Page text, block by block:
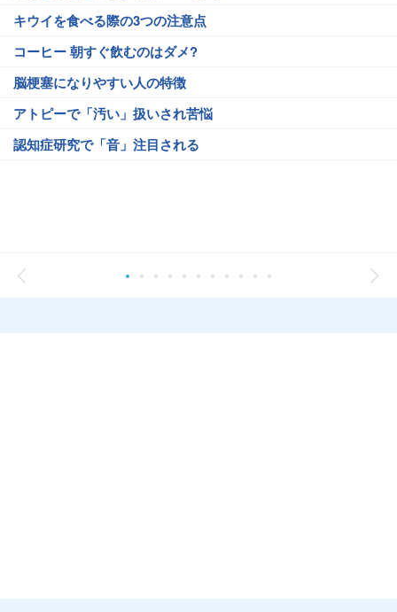
キウイを食べる際の3つの注意点
コーヒー 朝すぐ飲むのはダメ?
脳梗塞になりやすい人の特徴
アトピーで「汚い」扱いされ苦悩
認知症研究で「音」注目される